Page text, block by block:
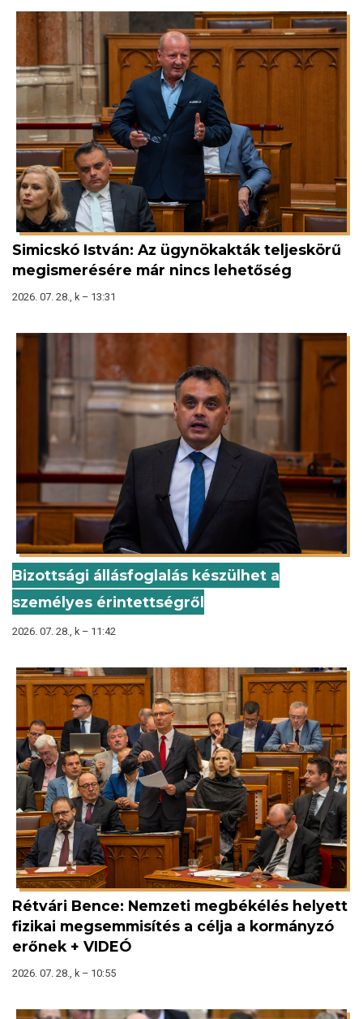
Simicskó István: Az ügynökakták teljeskörű
megismerésére már nincs lehetőség
2026. 07. 28., k – 13:31
Bizottsági állásfoglalás készülhet a
személyes érintettségről
2026. 07. 28., k – 11:42
Rétvári Bence: Nemzeti megbékélés helyett
fizikai megsemmisítés a célja a kormányzó
erőnek + VIDEÓ
2026. 07. 28., k – 10:55